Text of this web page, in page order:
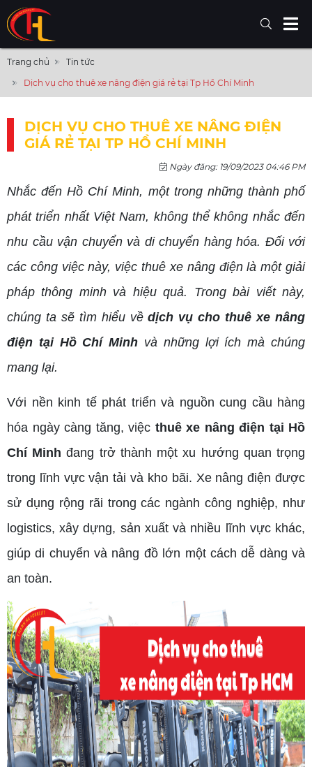
Trang chủ
Tin tức
Dịch vụ cho thuê xe nâng điện giá rẻ tại Tp Hồ Chí Minh
DỊCH VỤ CHO THUÊ XE NÂNG ĐIỆN
GIÁ RẺ TẠI TP HỒ CHÍ MINH
Ngày đăng: 19/09/2023 04:46 PM
Nhắc đến Hồ Chí Minh, một trong những thành phố
phát triển nhất Việt Nam, không thể không nhắc đến
nhu cầu vận chuyển và di chuyển hàng hóa. Đối với
các công việc này, việc thuê xe nâng điện là một giải
pháp thông minh và hiệu quả. Trong bài viết này,
chúng ta sẽ tìm hiểu vềdịch vụ cho thuê xe nâng
điện tại Hồ Chí Minh và những lợi ích mà chúng
mang lại.
Với nền kinh tế phát triển và nguồn cung cầu hàng
hóa ngày càng tăng, việc thuê xe nâng điện tại Hồ
Chí Minh đang trở thành một xu hướng quan trọng
trong lĩnh vực vận tải và kho bãi. Xe nâng điện được
sử dụng rộng rãi trong các ngành công nghiệp, như
logistics, xây dựng, sản xuất và nhiều lĩnh vực khác,
giúp di chuyển và nâng đồ lớn một cách dễ dàng và
an toàn.